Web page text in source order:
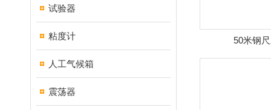
试验器
粘度计
人工气候箱
震荡器
50米钢